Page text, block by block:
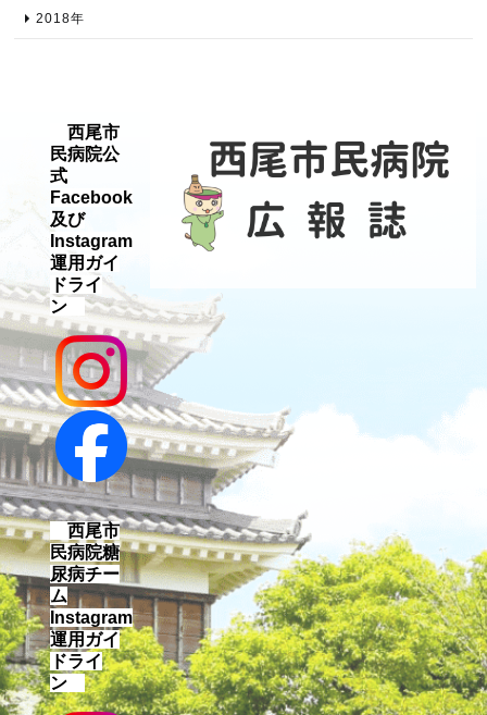
2018年​
西尾市
民病院公
式
Facebook
及び
Instagram
運用ガイ
ドライ
ン
西尾市
民病院糖
尿病チー
ム
Instagram
運用ガイ
ドライ
ン